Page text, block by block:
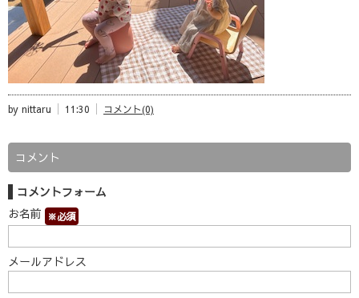
by nittaru 11:30 コメント(0)
コメント
コメントフォーム
お名前
※必須
メールアドレス